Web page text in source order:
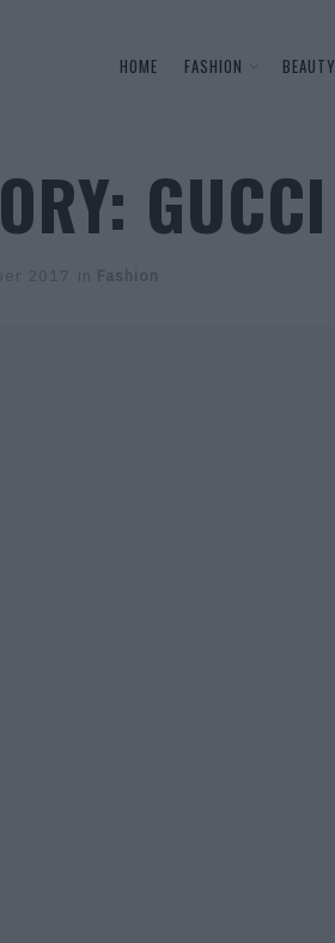
HOME FASHION BEAUTY
GUCCI
2017 in Fashion